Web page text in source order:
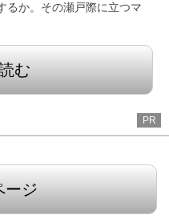
るか。その瀬戸際に立つマ
む
PR
ージ